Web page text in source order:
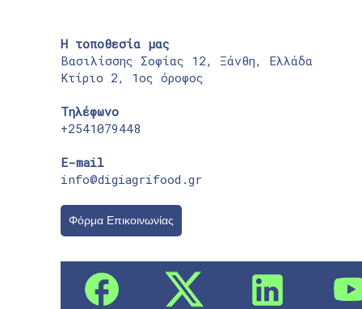
Η τοποθεσία μας
Βασιλίσσης Σοφίας 12, Ξάνθη, Ελλάδα
Κτίριο 2, 1ος όροφος
Τηλέφωνο
+2541079448
E-mail
info@digiagrifood.gr
Φόρμα Επικοινωνίας